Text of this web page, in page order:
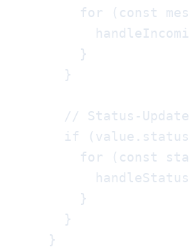
for (const
        }
      }
// Status-
if
for (const
        }
      }
    }